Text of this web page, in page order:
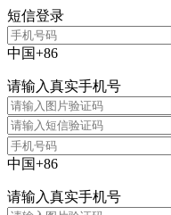
短信登录
中国+86
请输入真实手机号
中国+86
请输入真实手机号